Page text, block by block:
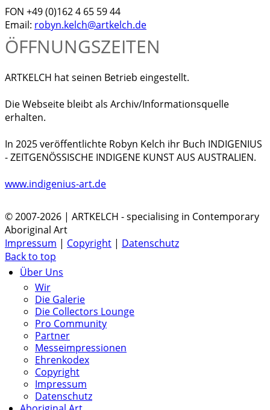
FON +49 (0)162 4 65 59 44
Email: robyn.kelch@artkelch.de
ÖFFNUNGSZEITEN
ARTKELCH hat seinen Betrieb eingestellt.
Die Webseite bleibt als Archiv/Informationsquelle
erhalten.
In 2025 veröffentlichte Robyn Kelch ihr Buch INDIGENIUS
- ZEITGENÖSSISCHE INDIGENE KUNST AUS AUSTRALIEN.
www.indigenius-art.de
© 2007-2026 | ARTKELCH - specialising in Contemporary
Aboriginal Art
Impressum | Copyright | Datenschutz
Back to top
Über Uns
Wir
Die Galerie
Die Collectors Lounge
Pro Community
Partner
Messeimpressionen
Ehrenkodex
Copyright
Impressum
Datenschutz